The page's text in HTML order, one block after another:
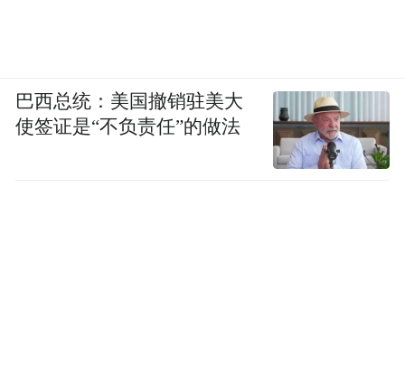
巴西总统：美国撤销驻美大
使签证是“不负责任”的做法